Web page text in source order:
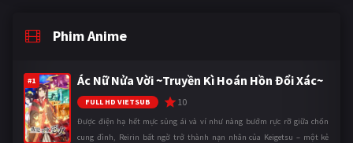
Phim Anime
#1 Ác Nữ Nửa Vời ~Truyền Kì Hoán Hồn Đổi Xác~
FULL HD VIETSUB 10
Được điện hạ hết mực sủng ái và ví như nàng bướm rực rỡ giữa chốn
cung đình, Reirin bất ngờ trở thành nạn nhân của Keigetsu – một kẻ